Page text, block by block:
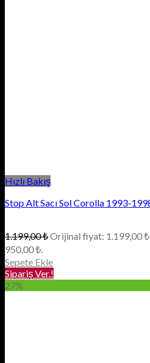
Hızlı Bakış
Stop Alt Sacı Sol Corolla 1993-
1.199,00₺Orijinal fiyat: 1.199,00
950,00 ₺.
Sepete Ekle
Sipariş Ver.!
27%